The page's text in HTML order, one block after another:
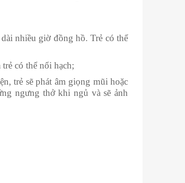
nhiều giờ đồng hồ. Trẻ có thể
có thể nổi hạch;
trẻ sẽ phát âm giọng mũi hoặc
ngưng thở khi ngủ và sẽ ảnh